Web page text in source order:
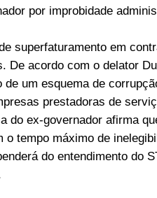
por improbidade
superfaturamento em
De acordo com o delator
um esquema de
prestadoras de
do ex-governador afirma
tempo máximo de
do entendimento do